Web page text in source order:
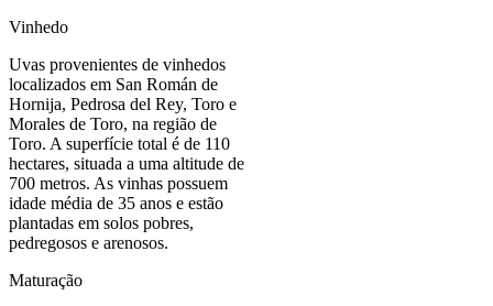
Vinhedo
Uvas provenientes de vinhedos
localizados em San Román de
Hornija, Pedrosa del Rey, Toro e
Morales de Toro, na região de
Toro. A superfície total é de 110
hectares, situada a uma altitude de
700 metros. As vinhas possuem
idade média de 35 anos e estão
plantadas em solos pobres,
pedregosos e arenosos.
Maturação